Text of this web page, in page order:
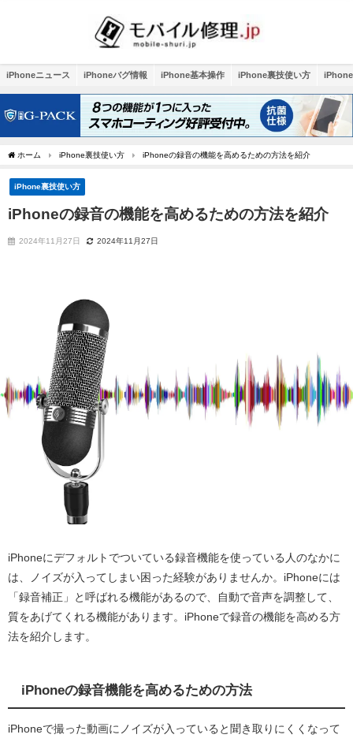
iPhoneニュース iPhoneバグ情報 iPhone基本操作 iPhone裏技使い方
ホーム iPhone裏技使い方 iPhoneの録音の機能を高めるための方法を紹介
iPhone裏技使い方
iPhoneの録音の機能を高めるための方法を紹介
2024年11月27日 2024年11月27日
iPhoneにデフォルトでついている録音機能を使っている人のなかに
は、ノイズが入ってしまい困った経験がありませんか。iPhoneには
「録音補正」と呼ばれる機能があるので、自動で音声を調整して、
質をあげてくれる機能があります。iPhoneで録音の機能を高める方
法を紹介します。
iPhoneの録音機能を高めるための方法
iPhoneで撮った動画にノイズが入っていると聞き取りにくくなって